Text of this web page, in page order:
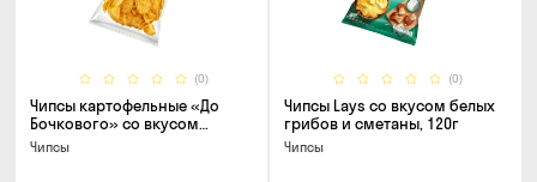
(0)
Чипсы картофельные «До
Бочкового» со вкусом
сметаны с зеленью, 100г
Чипсы
(0)
Чипсы Lays со вкусом белых
грибов и сметаны, 120г
Чипсы